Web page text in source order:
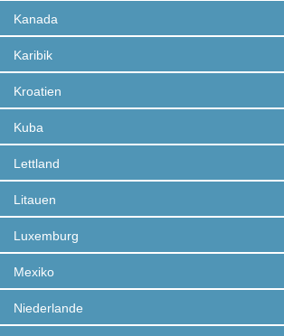
Kanada
Karibik
Kroatien
Kuba
Lettland
Litauen
Luxemburg
Mexiko
Niederlande